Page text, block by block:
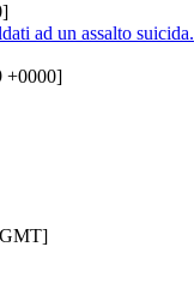
ad un assalto suicida.
+0000]